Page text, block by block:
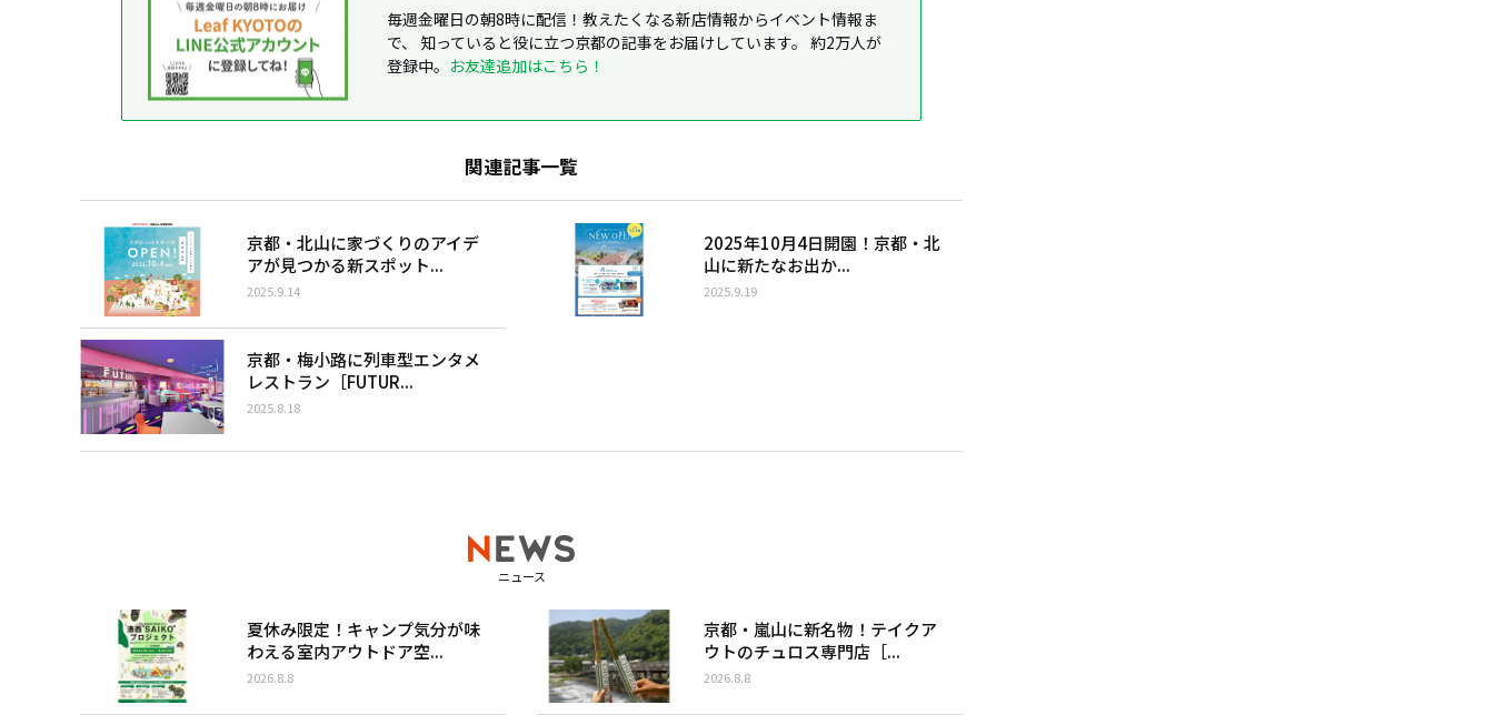
毎週金曜日の朝8時に配信！教えたくなる新店情報からイベント情報ま
で、 知っていると役に立つ京都の記事をお届けしています。 約2万人が
登録中。 お友達追加はこちら！
関連記事一覧
京都・北山に家づくりのアイデ
アが見つかる新スポット...
2025.9.14
2025年10月4日開園！京都・北
山に新たなお出か...
2025.9.19
京都・梅小路に列車型エンタメ
レストラン［FUTUR...
2025.8.18
ニュース
夏休み限定！キャンプ気分が味
わえる室内アウトドア空...
2026.8.8
京都・嵐山に新名物！テイクア
ウトのチュロス専門店［...
2026.8.8